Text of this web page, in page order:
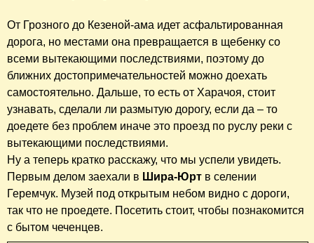
От Грозного до Кезеной-ама идет асфальтированная
дорога, но местами она превращается в щебенку со
всеми вытекающими последствиями, поэтому до
ближних достопримечательностей можно доехать
самостоятельно. Дальше, то есть от Харачоя, стоит
узнавать, сделали ли размытую дорогу, если да – то
доедете без проблем иначе это проезд по руслу реки с
вытекающими последствиями.
Ну а теперь кратко расскажу, что мы успели увидеть.
Первым делом заехали в Шира-Юрт в селении
Геремчук. Музей под открытым небом видно с дороги,
так что не проедете. Посетить стоит, чтобы познакомится
с бытом чеченцев.